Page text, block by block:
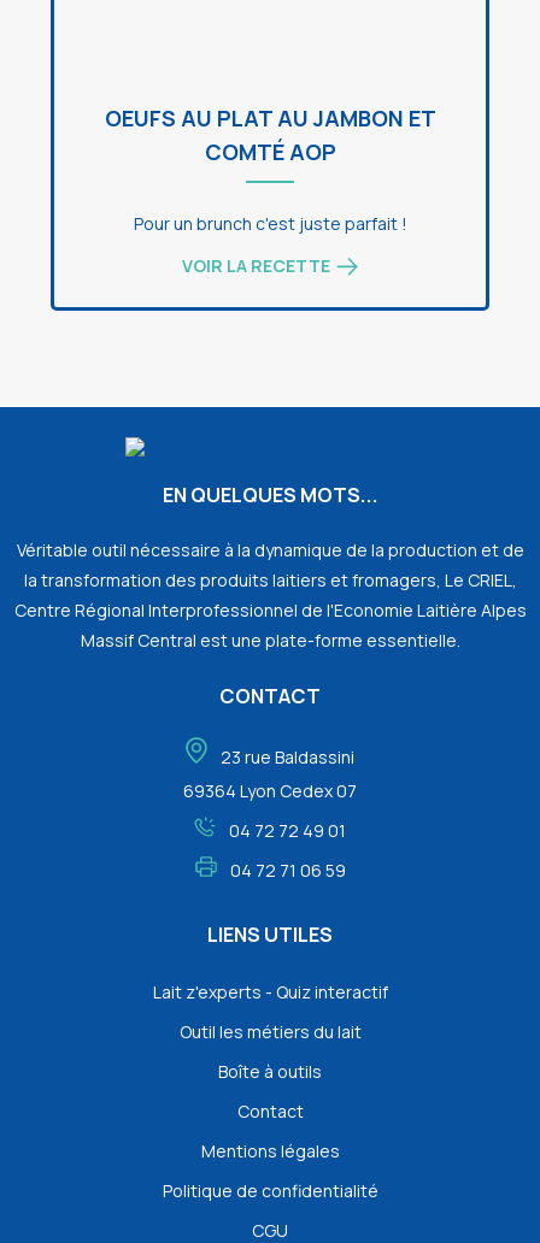
OEUFS AU PLAT AU JAMBON ET
COMTÉ AOP
Pour un brunch c'est juste parfait !
VOIR LA RECETTE
EN QUELQUES MOTS...
Véritable outil nécessaire à la dynamique de la production et de
la transformation des produits laitiers et fromagers, Le CRIEL,
Centre Régional Interprofessionnel de l'Economie Laitière Alpes
Massif Central est une plate-forme essentielle.
CONTACT
23 rue Baldassini
69364 Lyon Cedex 07
04 72 72 49 01
04 72 71 06 59
LIENS UTILES
Lait z'experts - Quiz interactif
Outil les métiers du lait
Boîte à outils
Contact
Mentions légales
Politique de confidentialité
CGU